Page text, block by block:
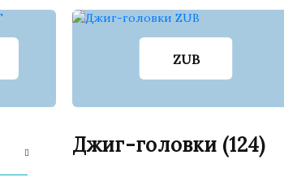
ZUB
Джиг-головки (124)